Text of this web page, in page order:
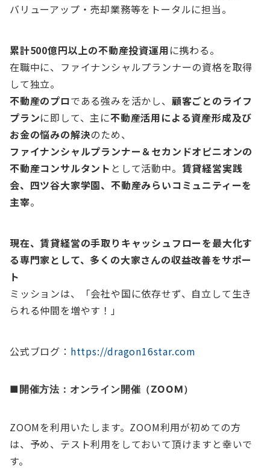
バリューアップ・売却業務等をトータルに担当。
累計500億円以上の不動産投資運用に携わる。
在職中に、ファイナンシャルプランナーの資格を取得
して独立。
不動産のプロである強みを活かし、 顧客ごとのライフ
プランに即して、主に不動産活用による資産形成及び
お金の悩みの解決のため、
ファイナンシャルプランナー＆セカンドオピニオンの
不動産コンサルタント として活動中。 賃貸経営実践
会、四ツ谷大家学園、不動産みらいコミュニティーを
主宰。
現在、賃貸経営の手取りキャッシュフローを最大化す
る専門家として、多くの大家さんの収益改善をサポー
ト
ミッションは、「会社や国に依存せず、自立して生き
られる仲間を増やす！」
公式ブログ： https://dragon16star.com
■開催方法 ：オンライン開催（ZOOM）
ZOOMを利用いたします。ZOOM利用が初めての方
は、予め、テスト利用をしておいて頂けますと幸いで
す。